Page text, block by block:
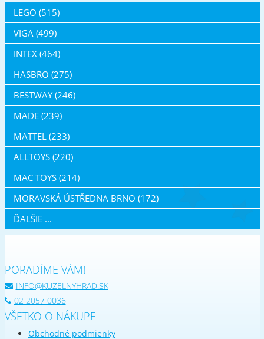
LEGO (515)
VIGA (499)
INTEX (464)
HASBRO (275)
BESTWAY (246)
MADE (239)
MATTEL (233)
ALLTOYS (220)
MAC TOYS (214)
MORAVSKÁ ÚSTŘEDNA BRNO (172)
ĎALŠIE ...
PORADÍME VÁM!
INFO@KUZELNYHRAD.SK
02 2057 0036
VŠETKO O NÁKUPE
Obchodné podmienky